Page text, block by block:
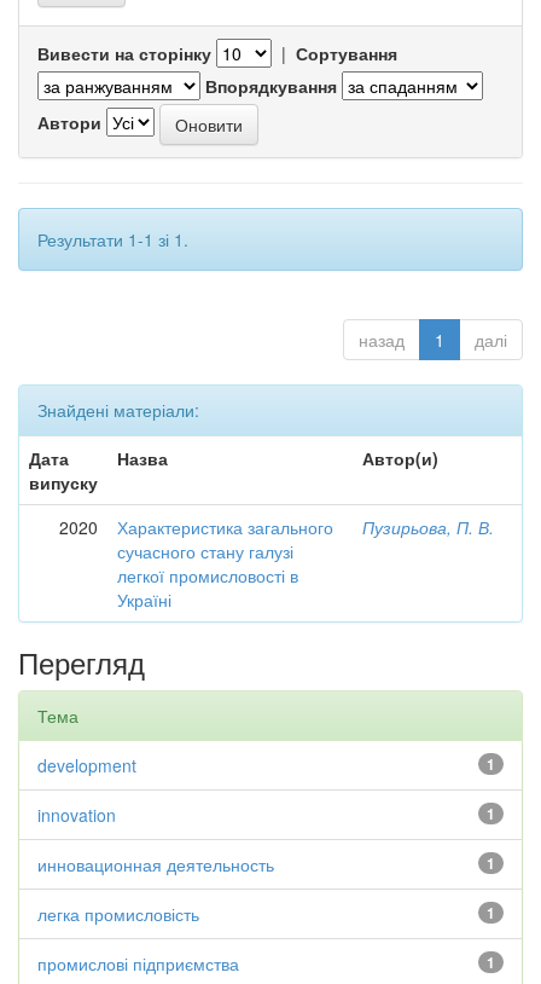
Вивести на сторінку | Сортування
Впорядкування
Автори
Результати 1-1 зі 1.
назад 1 далі
Знайдені матеріали:
Дата
випуску
Назва Автор(и)
2020
Характеристика загального
сучасного стану галузі
легкої промисловості в
Україні
Пузирьова, П. В.
Перегляд
Тема
1
development
1
innovation
1
инновационная деятельность
1
легка промисловість
1
промислові підприємства